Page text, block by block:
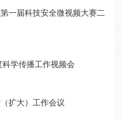
一届科技安全微视频大赛二
学传播工作视频会
扩大）工作会议